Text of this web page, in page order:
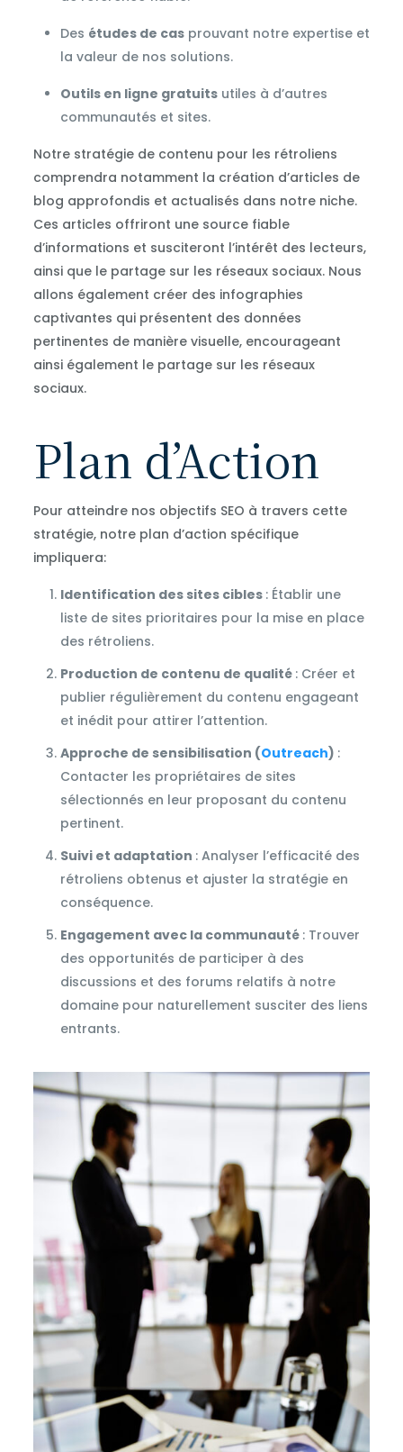
Des études de casprouvant notre expertise et
la valeur de nos solutions.
Outils en ligne gratuitsutiles à d’autres
communautés et sites.
Notre stratégie de contenu pour les rétroliens
comprendra notamment la création d’articles de
blog approfondis et actualisés dans notre niche.
Ces articles offriront une source fiable
d’informations et susciteront l’intérêt des lecteurs,
ainsi que le partage sur les réseaux sociaux. Nous
allons également créer des infographies
captivantes qui présentent des données
pertinentes de manière visuelle, encourageant
ainsi également le partage sur les réseaux
sociaux.
Plan d’Action
Pour atteindre nos objectifs SEO à travers cette
stratégie, notre plan d’action spécifique
impliquera:
Identification des sites cibles : Établir une
liste de sites prioritaires pour la mise en place
des rétroliens.
Production de contenu de qualité : Créer et
publier régulièrement du contenu engageant
et inédit pour attirer l’attention.
Approche de sensibilisation (Outreach) :
Contacter les propriétaires de sites
sélectionnés en leur proposant du contenu
pertinent.
Suivi et adaptation : Analyser l’efficacité des
rétroliens obtenus et ajuster la stratégie en
conséquence.
Engagement avec la communauté : Trouver
des opportunités de participer à des
discussions et des forums relatifs à notre
domaine pour naturellement susciter des liens
entrants.